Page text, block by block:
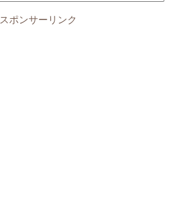
スポンサーリンク